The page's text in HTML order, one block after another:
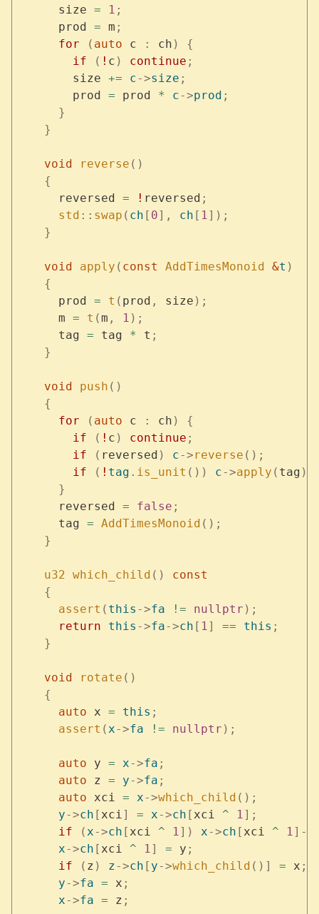
      size
= 1 ;
      prod
= m ;
      for
( auto c : ch )
{
        if
( ! c ) continue ;
        size
+= c->size ;
        prod
= prod * c->prod ;
      }
    }
    void
reverse ()
    {
      reversed
= ! reversed ;
      std
:: swap ( ch [ 0], ch [ 1 ]);
    }
    void
apply ( const AddTimesMonoid &t )
    {
      prod
= t ( prod , size );
      m
= t (m , 1 );
      tag
= tag * t ;
    }
    void
push ()
    {
      for
( auto c : ch )
{
        if
( ! c ) continue ;
        if
( reversed ) c->reverse ();
        if
( ! tag . is_unit ()) c->apply ( tag );
      }
      reversed
= false ;
      tag
= AddTimesMonoid ();
    }
    u32
which_child ()
const
    {
      assert
( this ->fa != nullptr );
      return
this ->fa->ch [ 1 ] == this ;
    }
    void
rotate ()
    {
      auto
x = this ;
      assert
( x->fa != nullptr );
      auto
y = x->fa ;
      auto
z = y->fa ;
      auto
xci = x->which_child ();
      y
->ch [ xci ] = x->ch [ xci ^ 1 ];
      if
( x->ch [ xci ^ 1 ]) x->ch [ xci ^ 1 ]->
      x
->ch [ xci ^ 1 ] = y ;
      if
( z ) z->ch [ y->which_child ()] = x ;
      y
->fa = x ;
      x
->fa = z ;